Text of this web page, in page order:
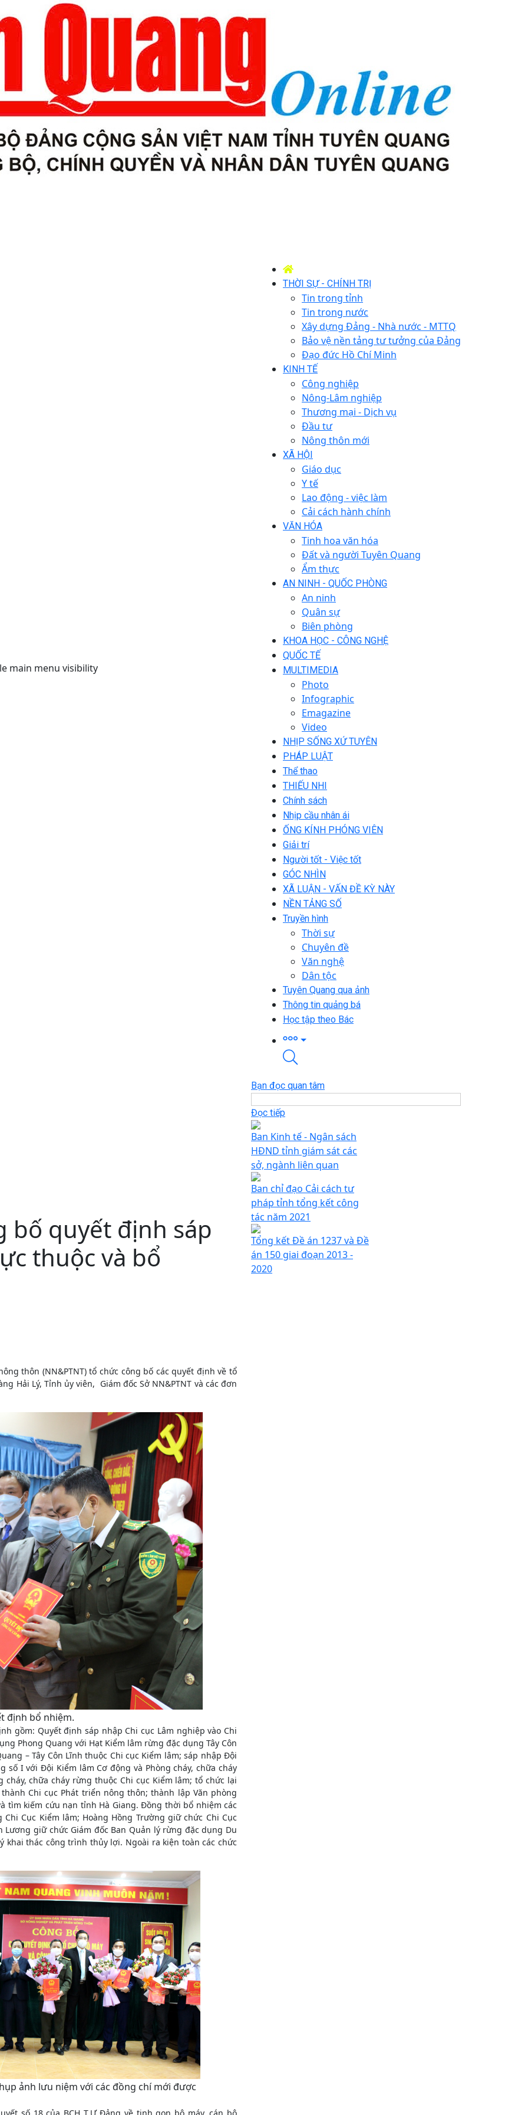
main menu visibility
THỜI SỰ - CHÍNH TRỊ
Tin trong tỉnh
Tin trong nước
Xây dựng Đảng - Nhà nước - MTTQ
Bảo vệ nền tảng tư tưởng của Đảng
Đạo đức Hồ Chí Minh
KINH TẾ
Công nghiệp
Nông-Lâm nghiệp
Thương mại - Dịch vụ
Đầu tư
Nông thôn mới
XÃ HỘI
Giáo dục
Y tế
Lao động - việc làm
Cải cách hành chính
VĂN HÓA
Tinh hoa văn hóa
Đất và người Tuyên Quang
Ẩm thực
AN NINH - QUỐC PHÒNG
An ninh
Quân sự
Biên phòng
KHOA HỌC - CÔNG NGHỆ
QUỐC TẾ
MULTIMEDIA
Photo
Infographic
Emagazine
Video
NHỊP SỐNG XỨ TUYÊN
PHÁP LUẬT
Thể thao
THIẾU NHI
Chính sách
Nhịp cầu nhân ái
ỐNG KÍNH PHÓNG VIÊN
Giải trí
Người tốt - Việc tốt
GÓC NHÌN
XÃ LUẬN - VẤN ĐỀ KỲ NÀY
NỀN TẢNG SỐ
Truyền hình
Thời sự
Chuyên đề
Văn nghệ
Dân tộc
Tuyên Quang qua ảnh
Thông tin quảng bá
Học tập theo Bác
bố quyết định sáp
thuộc và bổ
thôn (NN&PTNT) tổ chức công bố các quyết định về tổ
Hải Lý, Tỉnh ủy viên, Giám đốc Sở NN&PTNT và các đơn
định bổ nhiệm.
gồm: Quyết định sáp nhập Chi cục Lâm nghiệp vào Chi
Phong Quang với Hạt Kiểm lâm rừng đặc dụng Tây Côn
– Tây Côn Lĩnh thuộc Chi cục Kiểm lâm; sáp nhập Đội
số I với Đội Kiểm lâm Cơ động và Phòng cháy, chữa cháy
chữa cháy rừng thuộc Chi cục Kiểm lâm; tổ chức lại
Chi cục Phát triển nông thôn; thành lập Văn phòng
tìm kiếm cứu nạn tỉnh Hà Giang. Đồng thời bổ nhiệm các
Cục Kiểm lâm; Hoàng Hồng Trường giữ chức Chi Cục
giữ chức Giám đốc Ban Quản lý rừng đặc dụng Du
khai thác công trình thủy lợi. Ngoài ra kiện toàn các chức
ảnh lưu niệm với các đồng chí mới được
Bạn đọc quan tâm
Đọc tiếp
Ban Kinh tế - Ngân sách
HĐND tỉnh giám sát các
sở, ngành liên quan
Ban chỉ đạo Cải cách tư
pháp tỉnh tổng kết công
tác năm 2021
Tổng kết Đề án 1237 và Đề
án 150 giai đoạn 2013 -
2020